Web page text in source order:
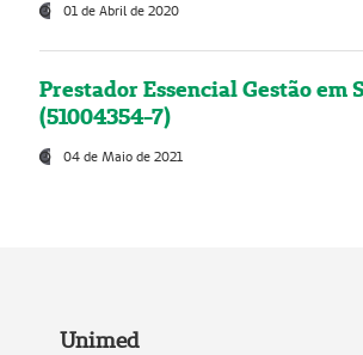
01 de Abril de 2020
Prestador Essencial Gestão em
(51004354-7)
04 de Maio de 2021
Unimed